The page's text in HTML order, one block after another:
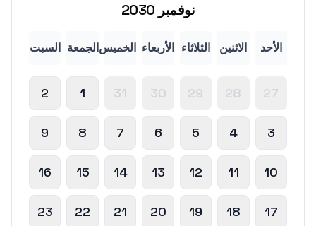
نوفمبر 2030
الأحد الاثنين الثلاثاء الأربعاء الخميسالجمعة السبت
27
28
29
30
31
1
2
3
4
5
6
7
8
9
10
11
12
13
14
15
16
17
18
19
20
21
22
23